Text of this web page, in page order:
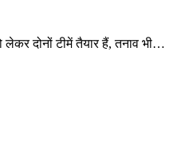
दोनों टीमें तैयार हैं, तनाव भी…